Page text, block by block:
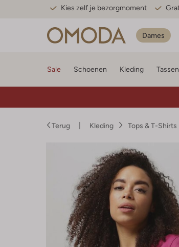
Kies zelf je bezorgmoment
Dames
Sale Schoenen Kleding
Terug Kleding Tops & T-Shirts